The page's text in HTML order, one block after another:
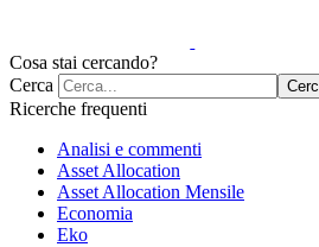
Cosa stai cercando?
Cerca
Ricerche frequenti
Analisi e commenti
Asset Allocation
Asset Allocation Mensile
Economia
Eko